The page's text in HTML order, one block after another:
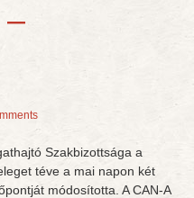
–
Szakbizottsága a
téve a mai napon két
módosította. A CAN-A